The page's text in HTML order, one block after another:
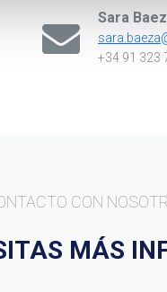
Sara
+34 91 323
CON
MÁS